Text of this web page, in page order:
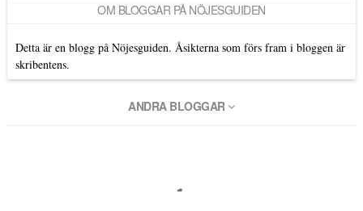
OM BLOGGAR PÅ NÖJESGUIDEN
Detta är en blogg på Nöjesguiden. Åsikterna som förs fram i bloggen är
skribentens.
ANDRA BLOGGAR